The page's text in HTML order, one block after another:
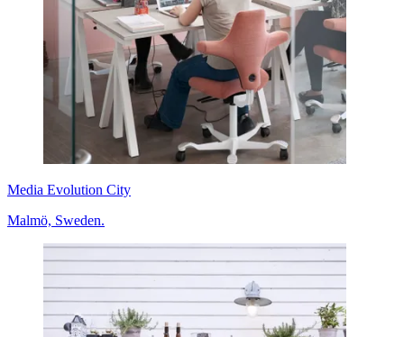
Media Evolution City
Malmö, Sweden.